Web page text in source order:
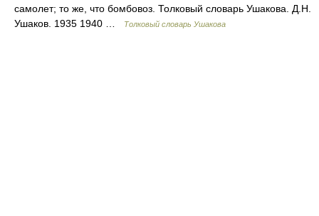
самолет; то же, что бомбовоз. Толковый словарь Ушакова. Д.Н.
Ушаков. 1935 1940 …
Толковый словарь Ушакова